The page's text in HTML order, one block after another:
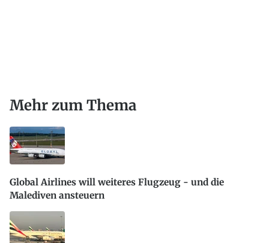
Mehr zum Thema
Global Airlines will weiteres Flugzeug - und die
Malediven ansteuern